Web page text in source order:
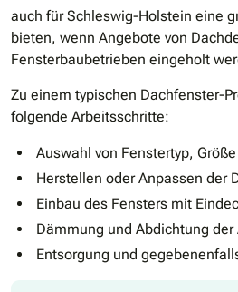
auch für Schleswig-Holstein eine
bieten, wenn Angebote von
Fensterbaubetrieben eingeholt
Zu einem typischen Dachfenster-
folgende Arbeitsschritte:
Auswahl von Fenstertyp,
Herstellen oder Anpassen der
Einbau des Fensters mit
Dämmung und Abdichtung der
Entsorgung und